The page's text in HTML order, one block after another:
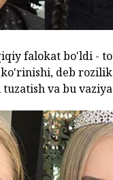
falokat bo'ldi -
deb
va bu